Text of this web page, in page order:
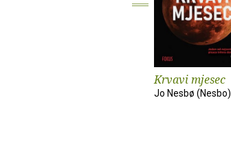
Krvavi mjesec
Jo Nesbø (Nesbo)